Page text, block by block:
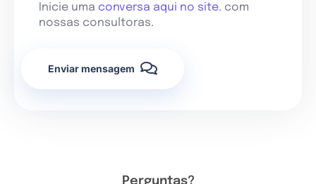
Inicie uma conversa aqui no site. com
nossas consultoras.
Enviar mensagem
Perguntas?